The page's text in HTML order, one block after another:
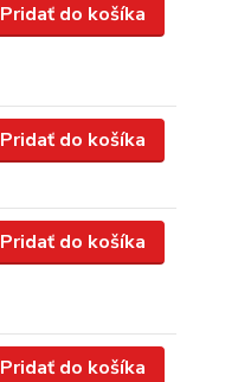
Pridať do košíka
Pridať do košíka
Pridať do košíka
Pridať do košíka